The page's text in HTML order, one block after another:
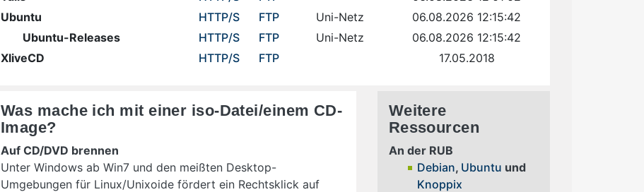
Ubuntu
HTTP/S FTP Uni-Netz
06.08.2026 12:15:42
Ubuntu-Releases
HTTP/S FTP Uni-Netz
06.08.2026 12:15:42
XliveCD
HTTP/S FTP 17.05.2018
Was mache ich mit einer iso-Datei/einem CD-
Image?
Auf CD/DVD brennen
Unter Windows ab Win7 und den meißten Desktop-
Umgebungen für Linux/Unixoide fördert ein Rechtsklick auf
Weitere
Ressourcen
An der RUB
Debian, Ubuntu und
Knoppix